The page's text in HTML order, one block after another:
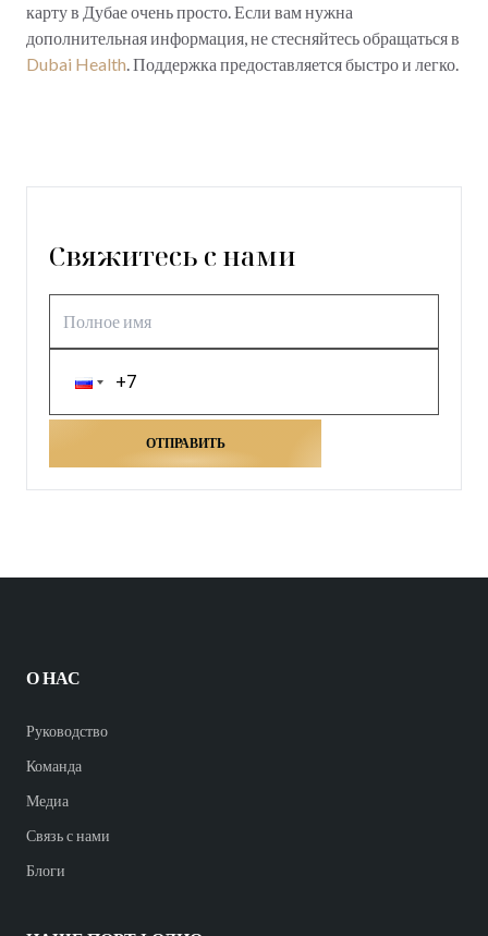
карту в Дубае очень просто. Если вам нужна
дополнительная информация, не стесняйтесь обращаться в
Dubai Health. Поддержка предоставляется быстро и легко.
Свяжитесь с нами
ОТПРАВИТЬ
О НАС
Руководство
Команда
Медиа
Связь с нами
Блоги